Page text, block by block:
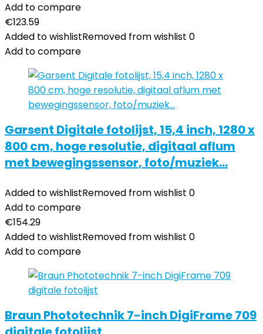
Add to compare
€123.59
Added to wishlistRemoved from wishlist 0
Add to compare
Garsent Digitale fotolijst, 15,4 inch, 1280 x
800 cm, hoge resolutie, digitaal aflum
met bewegingssensor, foto/muziek…
Added to wishlistRemoved from wishlist 0
Add to compare
€154.29
Added to wishlistRemoved from wishlist 0
Add to compare
Braun Phototechnik 7-inch DigiFrame 709